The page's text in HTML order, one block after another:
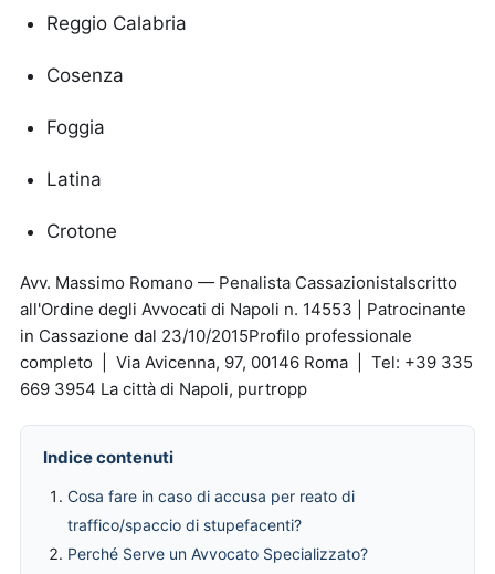
Reggio Calabria
Cosenza
Foggia
Latina
Crotone
Avv. Massimo Romano — Penalista CassazionistaIscritto
all'Ordine degli Avvocati di Napoli n. 14553 | Patrocinante
in Cassazione dal 23/10/2015Profilo professionale
completo | Via Avicenna, 97, 00146 Roma | Tel: +39 335
669 3954 La città di Napoli, purtropp
Indice contenuti
Cosa fare in caso di accusa per reato di
traffico/spaccio di stupefacenti?
Perché Serve un Avvocato Specializzato?